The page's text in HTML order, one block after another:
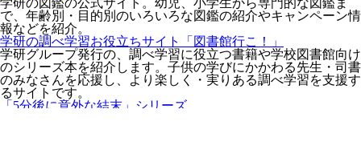
学研の図鑑の公式サイト。幼児、小学生から専門的な図鑑ま
で、年齢別・目的別のいろいろな図鑑の紹介やキャンペーン情
報などを紹介。
学研の調べ学習お役立ちサイト「図書館行こ！」
学研グループ発行の、調べ学習に役立つ書籍や学校図書館向け
のシリーズ本を紹介します。子供の学びにかかわる先生・司書
のみなさんを応援し、より楽しく・実りある調べ学習を支援す
るサイトです。
「5分後に意外な結末」シリーズ